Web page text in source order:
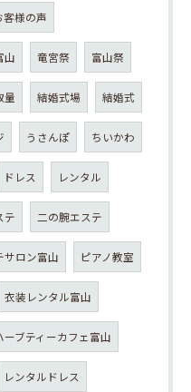
客様の声
山 竜宮祭 富山祭
量 結婚式場 結婚式
うさんぽ ちいかわ
ドレス レンタル
テ 二の腕エステ
サロン富山 ピアノ教室
衣装レンタル富山
ーブティーカフェ富山
レンタルドレス